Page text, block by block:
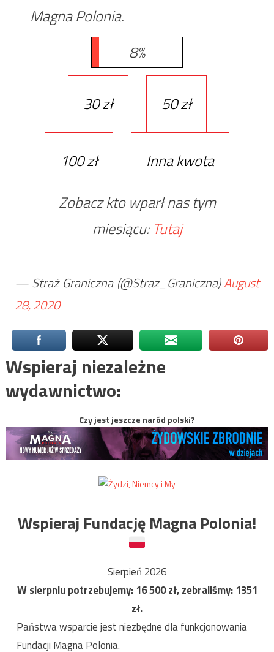
Magna Polonia.
8%
30 zł 50 zł
100 zł
Inna kwota
Zobacz kto wparł nas tym
miesiącu: Tutaj
— Straż Graniczna (@Straz_Graniczna)August
28, 2020
Wspieraj niezależne
wydawnictwo:
Czy jest jeszcze naród polski?
Wspieraj Fundację Magna Polonia!
Sierpień 2026
W sierpniu potrzebujemy:16 500zł, zebraliśmy:1351
zł.
Państwa wsparcie jest niezbędne dla funkcjonowania
Fundacji Magna Polonia.